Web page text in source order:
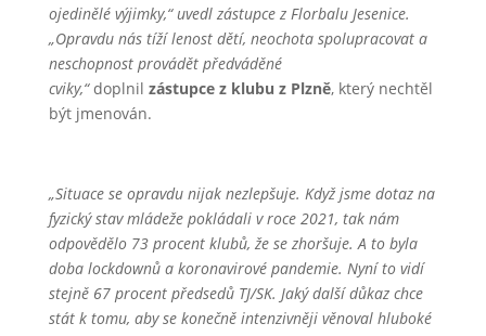
ojedinělé výjimky,“ uvedl zástupce z Florbalu Jesenice.
„Opravdu nás tíží lenost dětí, neochota spolupracovat a
neschopnost provádět předváděné
cviky,“doplnil zástupce z klubu z Plzně, který nechtěl
být jmenován.
„Situace se opravdu nijak nezlepšuje. Když jsme dotaz na
fyzický stav mládeže pokládali v roce 2021, tak nám
odpovědělo 73 procent klubů, že se zhoršuje. A to byla
doba lockdownů a koronavirové pandemie. Nyní to vidí
stejně 67 procent předsedů TJ/SK. Jaký další důkaz chce
stát k tomu, aby se konečně intenzivněji věnoval hluboké